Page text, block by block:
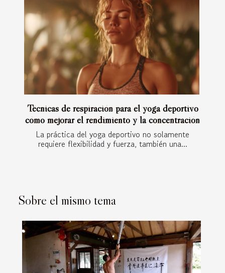
Técnicas de respiración para el yoga deportivo
cómo mejorar el rendimiento y la concentración
La práctica del yoga deportivo no solamente
requiere flexibilidad y fuerza, también una...
Sobre el mismo tema